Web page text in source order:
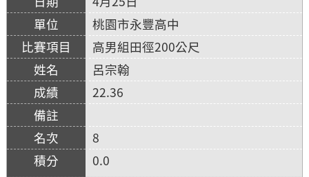
桃園市永豐高中
高男組田徑200公尺
呂宗翰
22.36
8
0.0